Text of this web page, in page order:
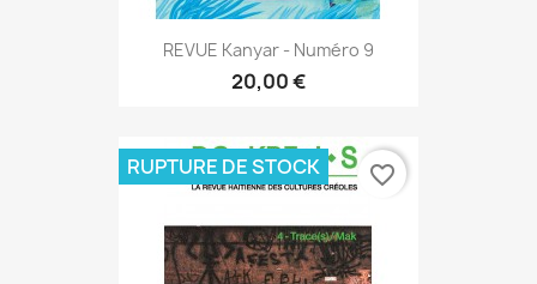
REVUE Kanyar - Numéro 9
20,00 €
RUPTURE DE STOCK favorite_border